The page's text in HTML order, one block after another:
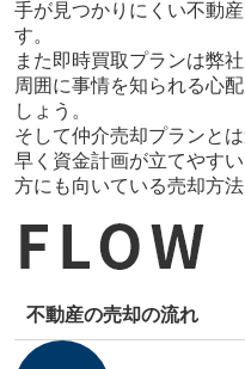
手が見つかりにくい不動
す。
また即時買取プランは弊
周囲に事情を知られる心
しょう。
そして仲介売却プランと
早く資金計画が立てやす
方にも向いている売却方法
不動産の売却の流れ